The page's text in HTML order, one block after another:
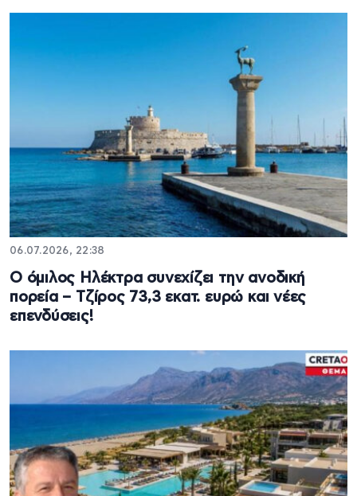
06.07.2026, 22:38
Ο όμιλος Ηλέκτρα συνεχίζει την ανοδική
πορεία – Τζίρος 73,3 εκατ. ευρώ και νέες
επενδύσεις!